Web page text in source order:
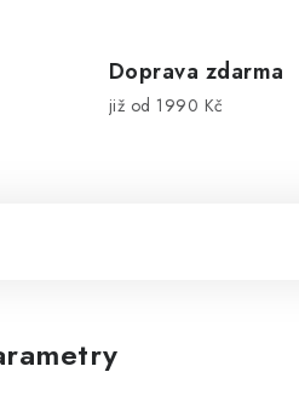
Doprava zdarma
již od 1990 Kč